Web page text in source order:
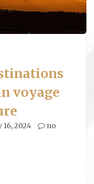
voyage
16, 2024
no